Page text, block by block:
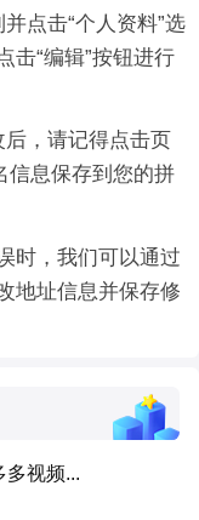
点击“个人资料”选
击“编辑”按钮进行
，请记得点击页
信息保存到您的拼
时，我们可以通过
地址信息并保存修
多视频...